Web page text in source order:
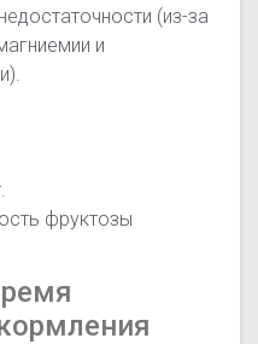
(из-за
и
фруктозы